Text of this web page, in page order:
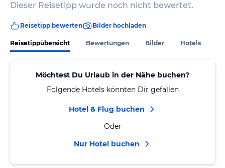
Dieser Reisetipp wurde noch nicht bewertet.
Reisetipp bewerten Bilder hochladen
Reisetippübersicht Bewertungen Bilder Hotels
Möchtest Du Urlaub in der Nähe buchen?
Folgende Hotels könnten Dir gefallen
Hotel & Flug buchen
Oder
Nur Hotel buchen